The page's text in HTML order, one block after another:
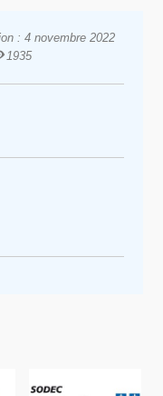
: 4 novembre 2022
1935